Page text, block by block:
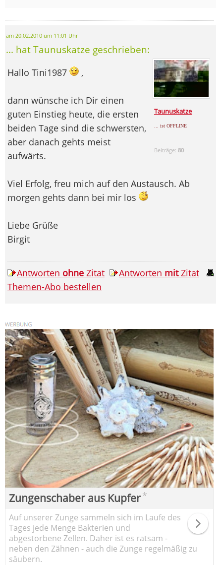
am 20.02.2010 um 11:01 Uhr
... hat Taunuskatze geschrieben:
Taunuskatze
... ist OFFLINE
Beiträge:80
Hallo Tini1987 ,
dann wünsche ich Dir einen
guten Einstieg heute, die ersten
beiden Tage sind die schwersten,
aber danach gehts meist
aufwärts.
Viel Erfolg, freu mich auf den Austausch. Ab
morgen gehts dann bei mir los
Liebe Grüße
Birgit
Antworten ohne Zitat Antworten mitZitat
Themen-Abo bestellen
Zungenschaber aus Kupfer*
Auf unserer Zunge sammeln sich im Laufe des
Tages jede Menge Bakterien und
abgestorbene Zellen. Daher ist es ratsam -
neben den Zähnen - auch die Zunge regelmäßig zu
säubern.